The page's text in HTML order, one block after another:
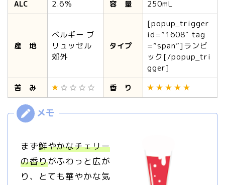
ALC 2.6％ 容 量 250mL
産 地
ベルギー ブ
リュッセル
郊外
タイプ
[popup_trigger
id=”1608″ tag
=”span”]ランビ
ック[/popup_tri
gger]
苦 み 香 り
まず鮮やかなチェリー
の香りがふわっと広が
り、とても華やかな気